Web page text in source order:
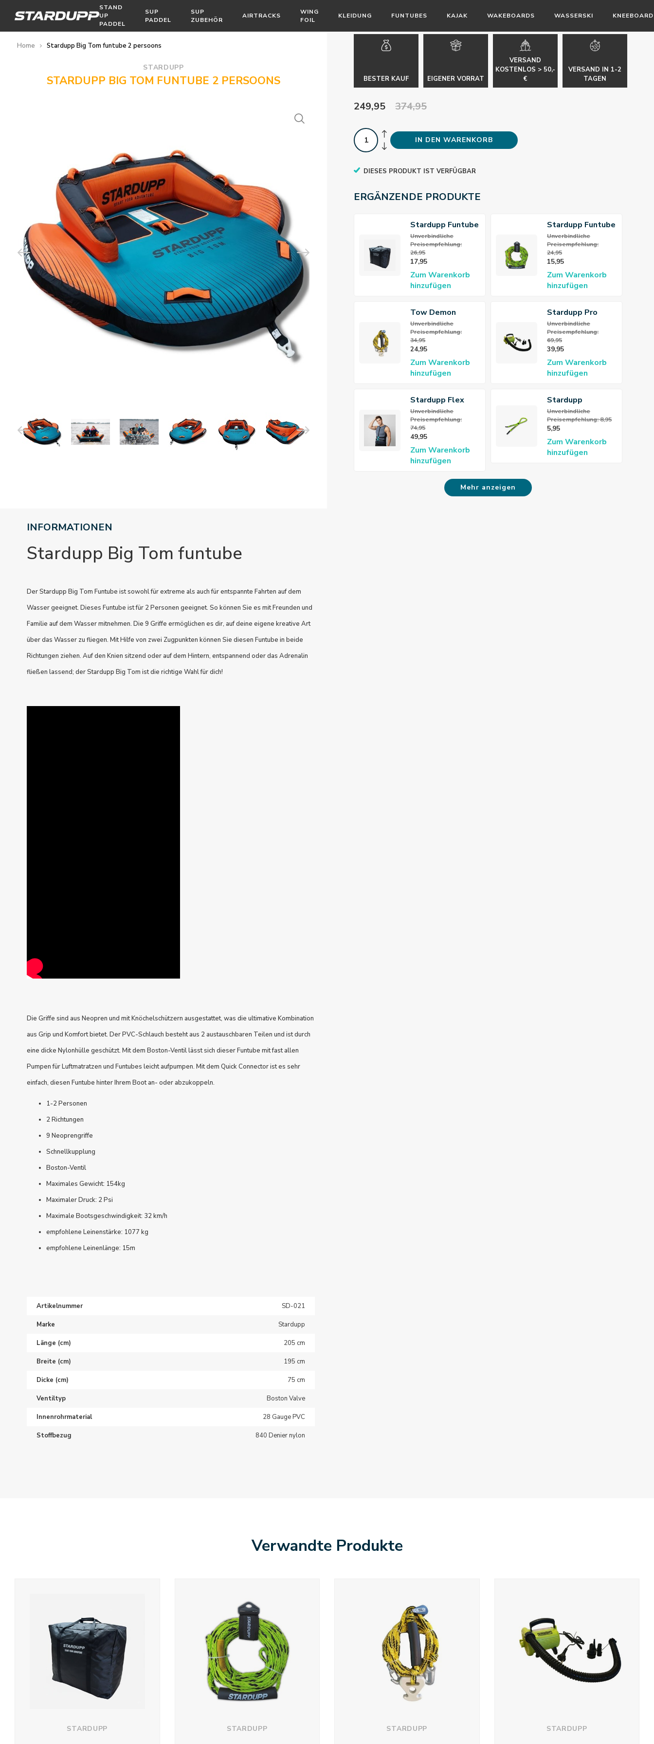
STAND
UP
PADDEL
SUP
PADDEL
SUP
ZUBEHÖR
AIRTRACKS
WING
FOIL
KLEIDUNG FUNTUBES KAJAK WAKEBOARDS WASSERSKI
Home Stardupp Big Tom funtube 2 persoons
STARDUPP
STARDUPP BIG TOM FUNTUBE 2 PERSOONS BESTER KAUF EIGENER VORRAT
VERSAND
KOSTENLOS > 50,-
€
VERSAND IN 1-2
TAGEN
249,95 374,95
IN DEN WARENKORB
DIESES PRODUKT IST VERFÜGBAR
ERGÄNZENDE PRODUKTE
Stardupp Funtube
Tasche
Unverbindliche
Preisempfehlung:
26,95
17,95
Zum Warenkorb
hinzufügen
Stardupp Funtube
Linie Grün
Unverbindliche
Preisempfehlung:
24,95
15,95
Zum Warenkorb
hinzufügen
Tow Demon
Unverbindliche
Preisempfehlung:
34,95
24,95
Zum Warenkorb
hinzufügen
Stardupp Pro
Pump 230V
Unverbindliche
Preisempfehlung:
69,95
39,95
Zum Warenkorb
hinzufügen
Stardupp Flex
Neopren-Weste
Unverbindliche
Preisempfehlung:
74,95
49,95
Zum Warenkorb
hinzufügen
Stardupp
Schwimmendes
Brillenband
Unverbindliche
Preisempfehlung: 8,95
5,95
Zum Warenkorb
hinzufügen
Mehr anzeigen
INFORMATIONEN
Stardupp Big Tom funtube
Der Stardupp Big Tom Funtube ist sowohl für extreme als auch für entspannte Fahrten auf dem
Wasser geeignet. Dieses Funtube ist für 2 Personen geeignet. So können Sie es mit Freunden und
Familie auf dem Wasser mitnehmen. Die 9 Griffe ermöglichen es dir, auf deine eigene kreative Art
über das Wasser zu fliegen. Mit Hilfe von zwei Zugpunkten können Sie diesen Funtube in beide
Richtungen ziehen. Auf den Knien sitzend oder auf dem Hintern, entspannend oder das Adrenalin
fließen lassend; der Stardupp Big Tom ist die richtige Wahl für dich!
Die Griffe sind aus Neopren und mit Knöchelschützern ausgestattet, was die ultimative Kombination
aus Grip und Komfort bietet. Der PVC-Schlauch besteht aus 2 austauschbaren Teilen und ist durch
eine dicke Nylonhülle geschützt. Mit dem Boston-Ventil lässt sich dieser Funtube mit fast allen
Pumpen für Luftmatratzen und Funtubes leicht aufpumpen. Mit dem Quick Connector ist es sehr
einfach, diesen Funtube hinter Ihrem Boot an- oder abzukoppeln.
1-2 Personen
2 Richtungen
9 Neoprengriffe
Schnellkupplung
Boston-Ventil
Maximales Gewicht: 154kg
Maximaler Druck: 2 Psi
Maximale Bootsgeschwindigkeit: 32 km/h
empfohlene Leinenstärke: 1077 kg
empfohlene Leinenlänge: 15m
Artikelnummer SD-021
Marke Stardupp
Länge (cm) 205 cm
Breite (cm) 195 cm
Dicke (cm) 75 cm
Ventiltyp Boston Valve
Innenrohrmaterial 28 Gauge PVC
Stoffbezug 840 Denier nylon
Verwandte Produkte
STARDUPP STARDUPP STARDUPP STARDUPP